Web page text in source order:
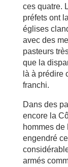
ces quatre.
préfets ont
églises
avec des
pasteurs
que la
là à prédire
franchi.
Dans des
encore la
hommes
engendré
armés